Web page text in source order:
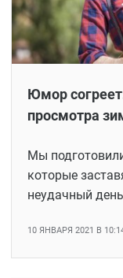
Юмор
просмотра
Мы
которые
неудачный
10 ЯНВАРЯ 2021 В